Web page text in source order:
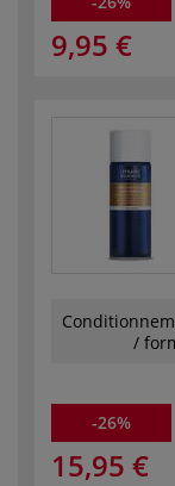
9,95 €
/
-26%
15,95 €